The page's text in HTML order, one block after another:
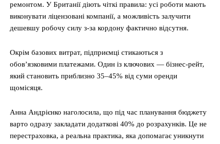
ремонтом. У Британії діють чіткі правила: усі роботи мають
виконувати ліцензовані компанії, а можливість залучити
дешевшу робочу силу з-за кордону фактично відсутня.
Окрім базових витрат, підприємці стикаються з
обов’язковими платежами. Один із ключових — бізнес-рейт,
який становить приблизно 35–45% від суми оренди
щомісяця.
Анна Андрієнко наголосила, що під час планування бюджету
варто одразу закладати додаткові 40% до розрахунків. Це не
перестраховка, а реальна практика, яка допомагає уникнути